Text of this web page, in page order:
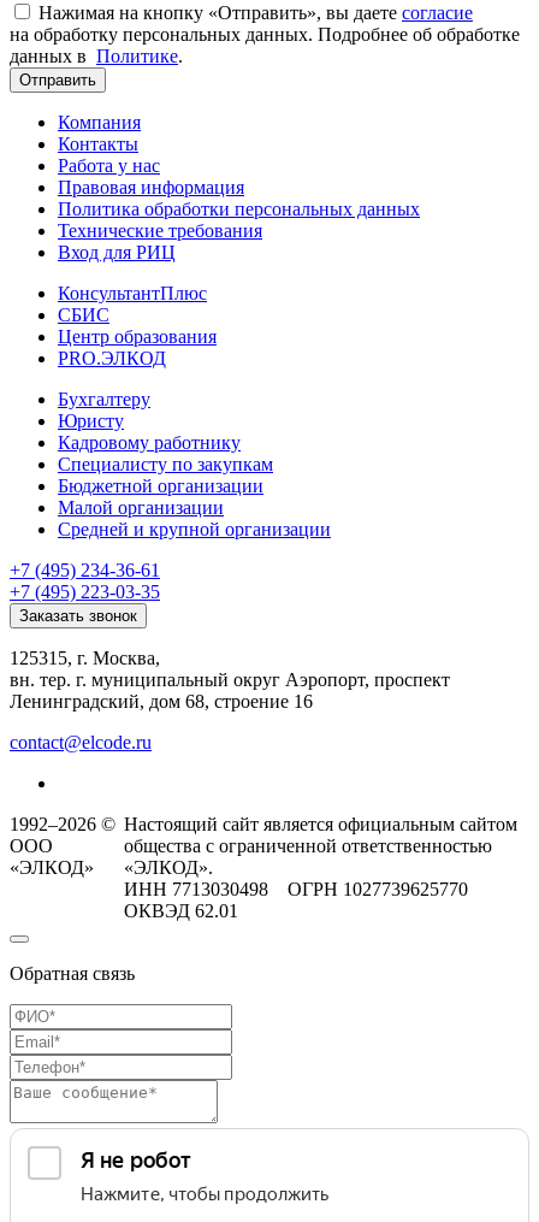
Нажимая на кнопку «Отправить», вы даете согласие
на обработку персональных данных. Подробнее об обработке
данных в Политике.
Отправить
Компания
Контакты
Работа у нас
Правовая информация
Политика обработки персональных данных
Технические требования
Вход для РИЦ
КонсультантПлюс
СБИС
Центр образования
PRO.ЭЛКОД
Бухгалтеру
Юристу
Кадровому работнику
Специалисту по закупкам
Бюджетной организации
Малой организации
Средней и крупной организации
+7 (495) 234-36-61
+7 (495) 223-03-35
Заказать звонок
125315, г. Москва,
вн. тер. г. муниципальный округ Аэропорт, проспект
Ленинградский, дом 68, строение 16
contact@elcode.ru
1992–2026 ©
ООО
«ЭЛКОД»
Настоящий сайт является официальным сайтом
общества с ограниченной ответственностью
«ЭЛКОД».
ИНН 7713030498 ОГРН 1027739625770
ОКВЭД 62.01
Обратная связь